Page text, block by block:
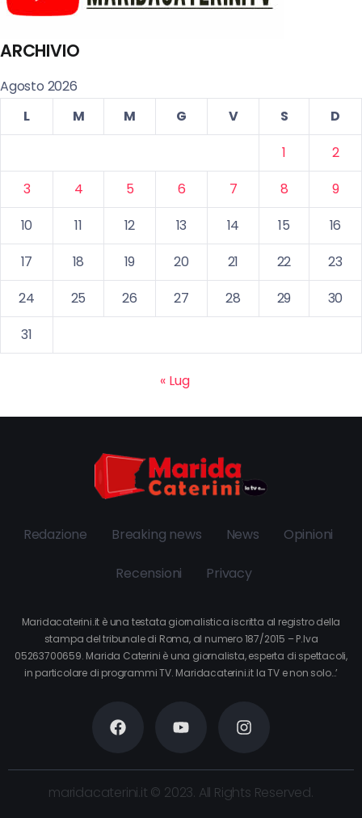
ARCHIVIO
Agosto 2026
L
M M G V S
D
1
2
3
4 5 6 7 8
9
10
11 12 13 14 15
16
17
18 19 20 21 22
23
24
25 26 27 28 29
30
31
« Lug
Redazione Breaking news News Opinioni
Recensioni Privacy
Maridacaterini.it è una testata giornalistica iscritta al registro della
stampa del tribunale di Roma, al numero 187/2015 – P.Iva
05263700659. Marida Caterini è una giornalista, esperta di spettacoli,
in particolare di programmi TV. Maridacaterini.it la TV e non solo…’
maridacaterini.it © 2023. All Rights Reserved.